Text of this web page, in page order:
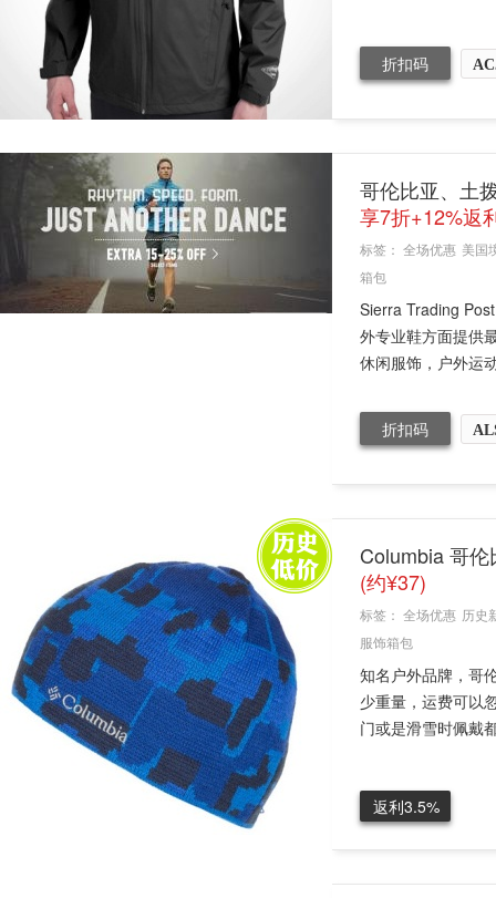
折扣码
哥伦比亚、土
享7折+12%返
标签： 全场优惠 美国
箱包
Sierra Trading
外专业鞋方面提供
休闲服饰，户外运
折扣码
Columbia 哥
(约¥37)
标签： 全场优惠 历史
服饰箱包
知名户外品牌，哥
少重量，运费可以
门或是滑雪时佩戴
返利3.5%